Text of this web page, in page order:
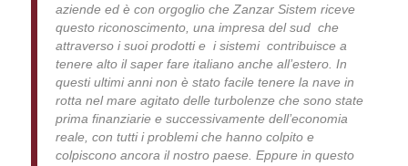
aziende ed è con orgoglio che Zanzar Sistem riceve
questo riconoscimento, una impresa del sud che
attraverso i suoi prodotti e i sistemi contribuisce a
tenere alto il saper fare italiano anche all’estero. In
questi ultimi anni non è stato facile tenere la nave in
rotta nel mare agitato delle turbolenze che sono state
prima finanziarie e successivamente dell’economia
reale, con tutti i problemi che hanno colpito e
colpiscono ancora il nostro paese. Eppure in questo